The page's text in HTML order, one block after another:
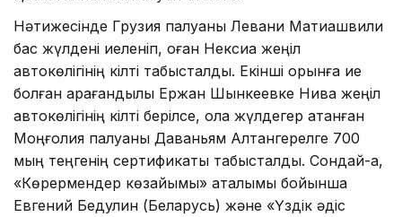
Нәтижесінде Грузия палуаны Левани Матиашвили
бас жүлдені иеленіп, оған Нексиа жеңіл
автокөлігінің кілті табысталды. Екінші орынға ие
болған қарағандылық Ержан Шынкеевке Нива жеңіл
автокөлігінің кілті берілсе, қола жүлдегер атанған
Моңғолия палуаны Даваньям Алтангерелге 700
мың теңгенің сертификаты табысталды. Сондай-ақ,
«Көрермендер көзайымы» аталымы бойынша
Евгений Бедулин (Беларусь) және «Үздік әдіс